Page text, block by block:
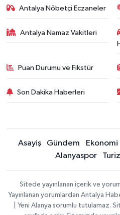
Antalya Nöbetçi Eczaneler
Antalya Namaz Vakitleri
Puan Durumu ve Fikstür
Son Dakika Haberleri
Asayiş Gündem Ekonomi
Alanyaspor
Sitede yayınlanan içerik ve
Yayınlanan yorumlardan Antalya
| Yeni Alanya sorumlu tutulamaz.